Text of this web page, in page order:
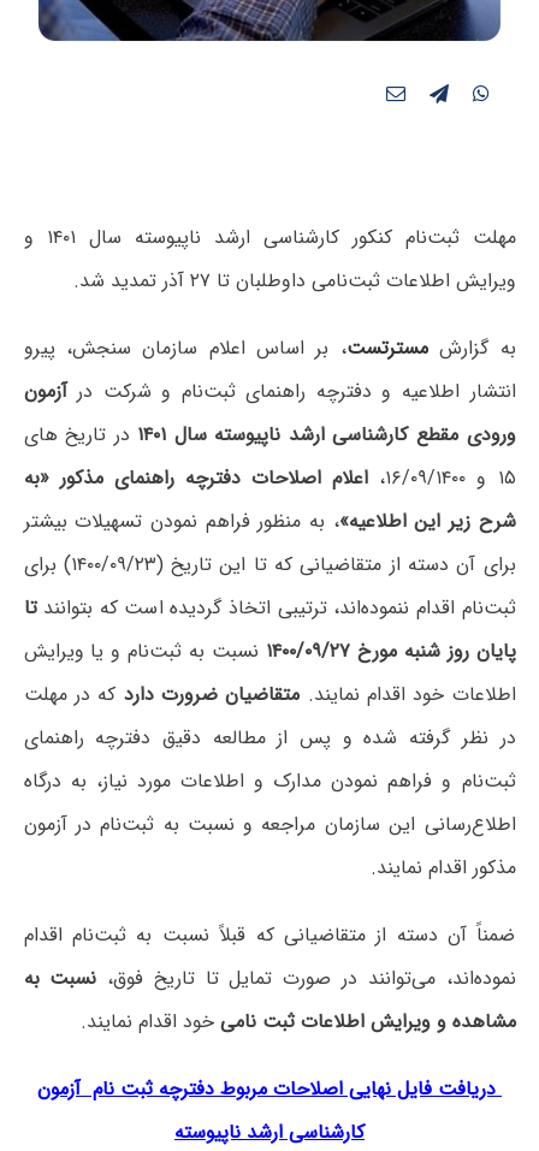
مهلت ثبت‌نام کنکور کارشناسی ارشد ناپیوسته سال ۱۴۰۱ و
ویرایش اطلاعات ثبت‌نامی داوطلبان تا ۲۷ آذر تمدید شد.
به گزارشمسترتست، بر اساس اعلام سازمان سنجش، پیرو
انتشار اطلاعیه و دفترچه راهنمای ثبت‌نام و شرکت درآزمون
ورودی مقطع کارشناسی ارشد ناپیوسته سال ۱۴۰۱
در تاریخ های
۱۵ و ۱۶/۰۹/۱۴۰۰،
اعلام اصلاحات دفترچه راهنمای مذکور «به
شرح زیر این اطلاعیه»، به منظور فراهم نمودن تسهیلات بیشتر
برای آن دسته از متقاضیانی که تا این تاریخ (۱۴۰۰/۰۹/۲۳) برای
ثبت‌نام اقدام ننموده‌اند، ترتیبی اتخاذ گردیده است که بتوانندتا
پایان روز شنبه مورخ ۱۴۰۰/۰۹/۲۷
نسبت به ثبت‌نام و یا ویرایش
اطلاعات خود اقدام نمایند. متقاضیان ضرورت دارد که در مهلت
در نظر گرفته شده و پس از مطالعه دقیق دفترچه راهنمای
ثبت‌نام و فراهم نمودن مدارک و اطلاعات مورد نیاز، به درگاه
اطلاع‌رسانی این سازمان مراجعه و نسبت به ثبت‌نام در آزمون
مذکور اقدام نمایند.
ضمناً آن دسته از متقاضیانی که قبلاً نسبت به ثبت‌نام اقدام
نموده‌اند، می‌توانند در صورت تمایل تا تاریخ فوق، نسبت به
مشاهده و ویرایش اطلاعات ثبت نامی خود اقدام نمایند.
دریافت فایل نهایی اصلاحات مربوط دفترچه ثبت نام آزمون
کارشناسی ارشد ناپیوسته